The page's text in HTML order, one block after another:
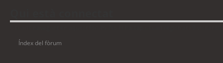
Índex del fòrum